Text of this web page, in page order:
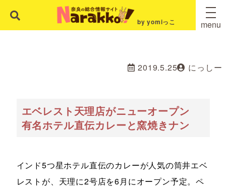
by yomiっこ menu
2019.5.25 にっしー
エベレスト天理店がニューオープン
有名ホテル直伝カレーと窯焼きナン
インド5つ星ホテル直伝のカレーが人気の筒井エベ
レストが、天理に2号店を6月にオープン予定。ペ